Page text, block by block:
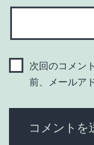
次回のコメン
前、メールア